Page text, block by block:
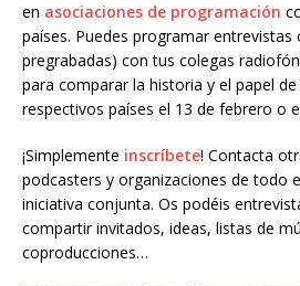
en asociaciones de programación
países. Puedes programar entrevistas
pregrabadas) con tus colegas
para comparar la historia y el papel
respectivos países el 13 de febrero o
¡Simplemente inscríbete! Contacta
podcasters y organizaciones de todo
iniciativa conjunta. Os podéis
compartir invitados, ideas, listas de
coproducciones…